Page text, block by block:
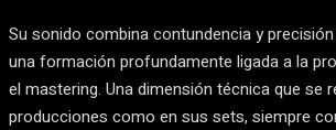
Su sonido combina contundencia y
una formación profundamente ligada a la
el mastering. Una dimensión técnica que se
producciones como en sus sets, siempre